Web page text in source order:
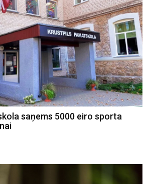
saņems 5000 eiro sporta